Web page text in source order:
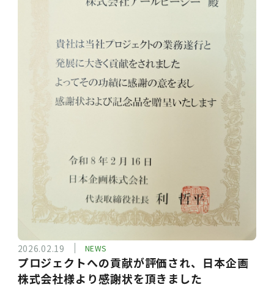
2026.02.19 NEWS
プロジェクトへの貢献が評価され、日本企画
株式会社様より感謝状を頂きました